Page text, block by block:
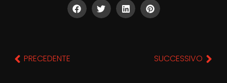
PRECEDENTE SUCCESSIVO